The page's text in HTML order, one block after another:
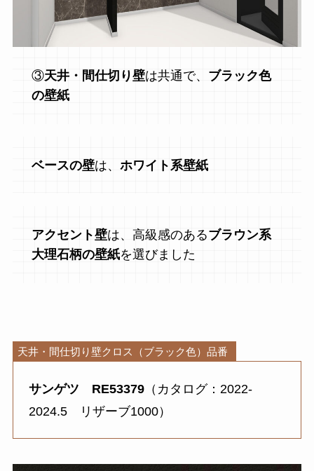
③天井・間仕切り壁は共通で、 ブラック色
の壁紙
ベースの壁は、 ホワイト系壁紙
アクセント壁は、高級感のあるブラウン系
大理石柄の壁紙を選びました
天井・間仕切り壁クロス（ブラック色）品番
サンゲツ RE53379 （カタログ：2022-
2024.5 リザーブ1000）